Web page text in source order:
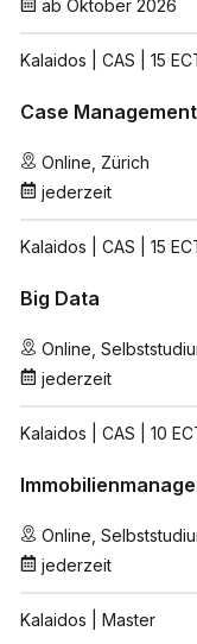
ab Oktober 2026
Kalaidos | CAS | 15
Case Management
Online Zürich
jederzeit
Kalaidos | CAS | 15
Big Data
Online
jederzeit
Kalaidos | CAS | 10
Online
jederzeit
Kalaidos | Master